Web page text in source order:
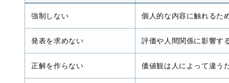
強制しない 個人的な内容に触れるた
発表を求めない 評価や人間関係に影響す
正解を作らない 価値観は人によって違う